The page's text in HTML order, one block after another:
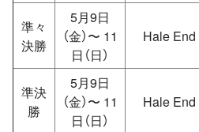
準々
決勝
5月9日
（金）〜 11
日（日）
Hale End
準決
勝
5月9日
（金）〜 11
日（日）
Hale End